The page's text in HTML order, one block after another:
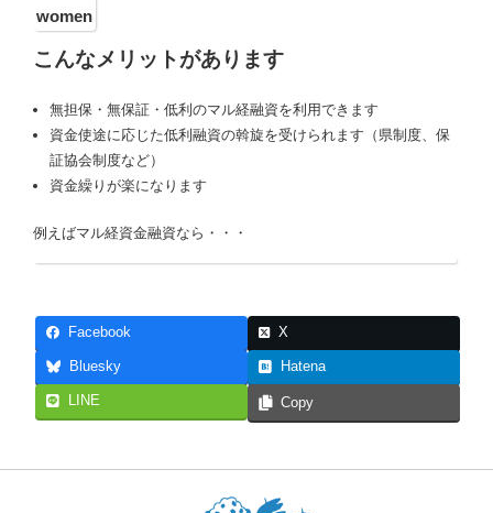
こんなメリットがあります
無担保・無保証・低利のマル経融資を利用できます
資金使途に応じた低利融資の斡旋を受けられます（県制度、保
証協会制度など）
資金繰りが楽になります
例えばマル経資金融資なら・・・
Facebook X
Bluesky Hatena
LINE Copy